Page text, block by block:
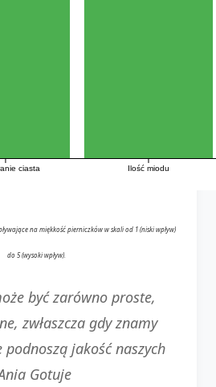
ciasta Ilość miodu
na miękkość pierniczków w skali od 1 (niski wpływ)
do 5 (wysoki wpływ).
być zarówno proste,
zwłaszcza gdy znamy
podnoszą jakość naszych
Gotuje